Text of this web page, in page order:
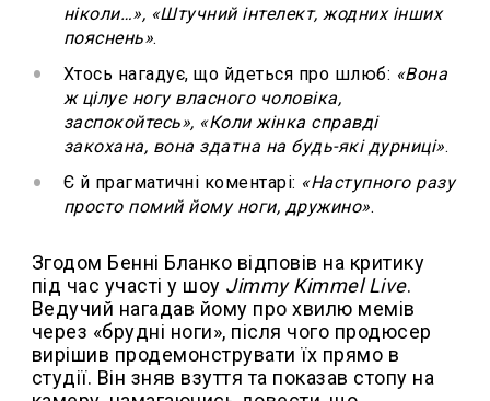
ніколи…», «Штучний інтелект, жодних інших
пояснень».
Хтось нагадує, що йдеться про шлюб: «Вона
ж цілує ногу власного чоловіка,
заспокойтесь», «Коли жінка справді
закохана, вона здатна на будь-які дурниці».
Є й прагматичні коментарі: «Наступного разу
просто помий йому ноги, дружино».
Згодом Бенні Бланко відповів на критику
під час участі у шоу Jimmy Kimmel Live.
Ведучий нагадав йому про хвилю мемів
через «брудні ноги», після чого продюсер
вирішив продемонструвати їх прямо в
студії. Він зняв взуття та показав стопу на